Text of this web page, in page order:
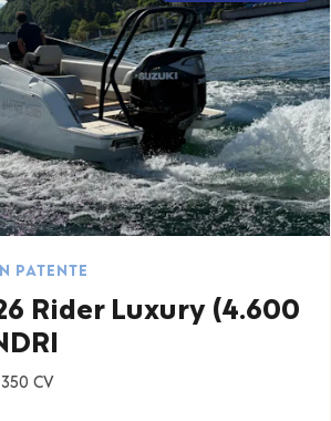
PATENTE
Rider Luxury (4.600
350 CV